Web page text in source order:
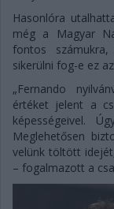
Hasonlóra
még a Magyar
fontos
sikerülni fog-e ez
„Fernando
értéket jelent a
képességeivel.
Meglehetősen
velünk töltött
– fogalmazott a